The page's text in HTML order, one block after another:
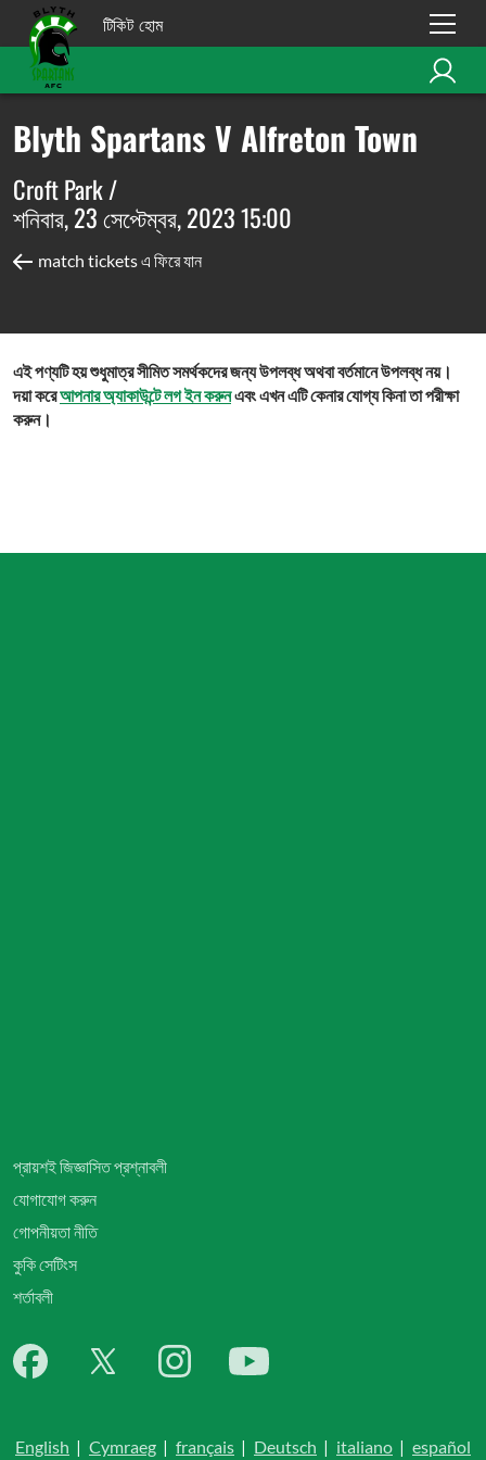
টিকিট হোম
Blyth Spartans V Alfreton Town
Croft Park /
শনিবার, 23 সেপ্টেম্বর, 2023 15:00
match tickets এ ফিরে যান
এই পণ্যটি হয় শুধুমাত্র সীমিত সমর্থকদের জন্য উপলব্ধ অথবা বর্তমানে উপলব্ধ নয়।
দয়া করেআপনার অ্যাকাউন্টে লগ ইন করুনএবং এখন এটি কেনার যোগ্য কিনা তা পরীক্ষা
করুন।
প্রায়শই জিজ্ঞাসিত প্রশ্নাবলী
যোগাযোগ করুন
গোপনীয়তা নীতি
কুকি সেটিংস
শর্তাবলী
English | Cymraeg | français | Deutsch | italiano | español